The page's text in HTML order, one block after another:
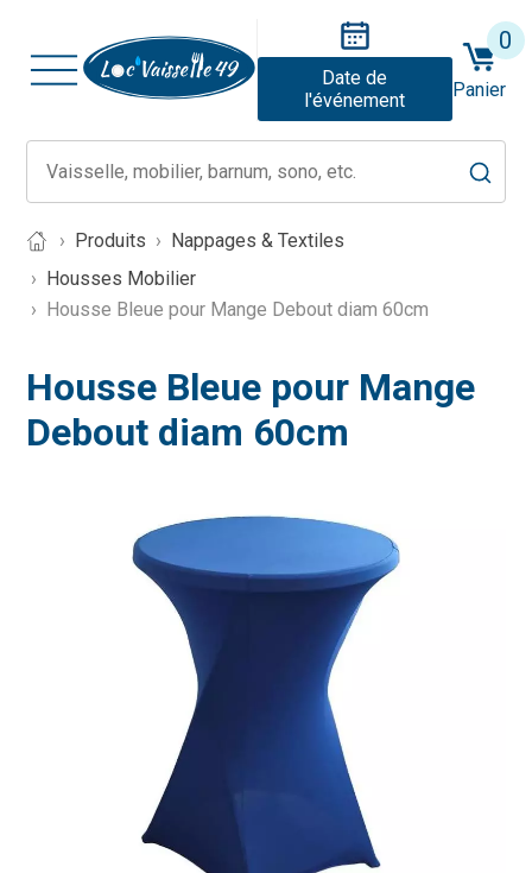
Date de
l'événement
0
Panier
Produits
Nappages & Textiles
Housses Mobilier
Housse Bleue pour Mange Debout diam 60cm
Housse Bleue pour Mange
Debout diam 60cm